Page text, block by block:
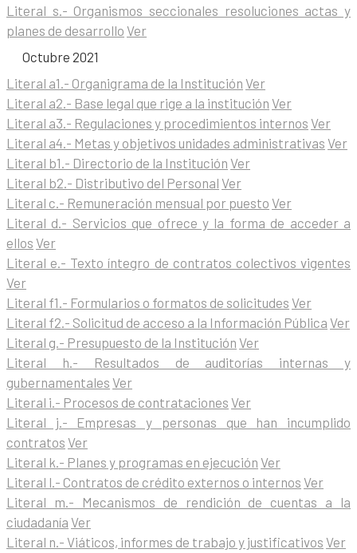
Literal s.- Organismos seccionales resoluciones actas y
planes de desarrollo Ver
Octubre 2021
Literal a1.- Organigrama de la Institución Ver
Literal a2.- Base legal que rige a la institución Ver
Literal a3.- Regulaciones y procedimientos internos Ver
Literal a4.- Metas y objetivos unidades administrativas Ver
Literal b1.- Directorio de la Institución Ver
Literal b2.- Distributivo del Personal Ver
Literal c.- Remuneración mensual por puesto Ver
Literal d.- Servicios que ofrece y la forma de acceder a
ellos Ver
Literal e.- Texto íntegro de contratos colectivos vigentes
Ver
Literal f1.- Formularios o formatos de solicitudes Ver
Literal f2.- Solicitud de acceso a la Información Pública Ver
Literal g.- Presupuesto de la Institución Ver
Literal h.- Resultados de auditorías internas y
gubernamentales Ver
Literal i.- Procesos de contrataciones Ver
Literal j.- Empresas y personas que han incumplido
contratos Ver
Literal k.- Planes y programas en ejecución Ver
Literal l.- Contratos de crédito externos o internos Ver
Literal m.- Mecanismos de rendición de cuentas a la
ciudadanía Ver
Literal n.- Viáticos, informes de trabajo y justificativos Ver